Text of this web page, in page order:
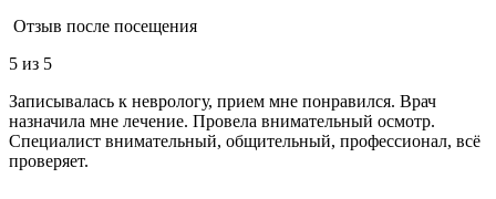
Отзыв после посещения
5 из 5
Записывалась к неврологу, прием мне понравился. Врач
назначила мне лечение. Провела внимательный осмотр.
Специалист внимательный, общительный, профессионал, всё
проверяет.